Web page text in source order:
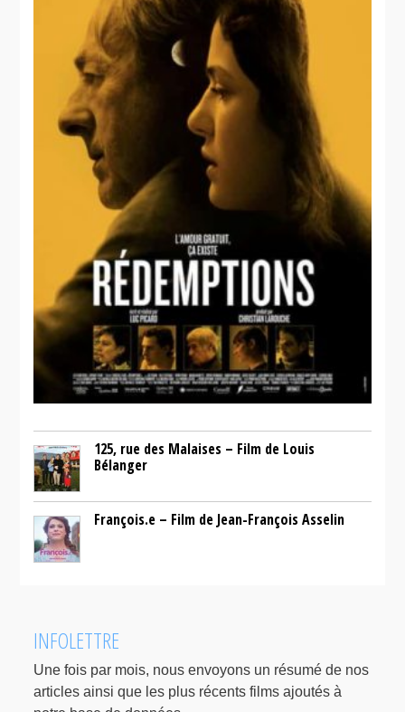
125, rue des Malaises – Film de Louis
Bélanger
François.e – Film de Jean-François Asselin
INFOLETTRE
Une fois par mois, nous envoyons un résumé de nos
articles ainsi que les plus récents films ajoutés à